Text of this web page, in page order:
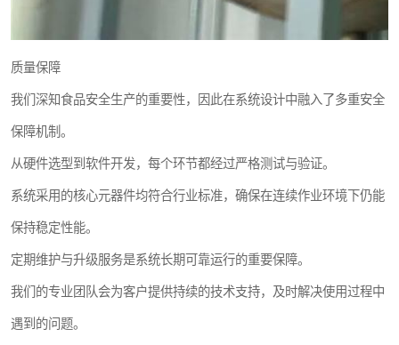
质量保障
我们深知食品安全生产的重要性，因此在系统设计中融入了多重安全
保障机制。
从硬件选型到软件开发，每个环节都经过严格测试与验证。
系统采用的核心元器件均符合行业标准，确保在连续作业环境下仍能
保持稳定性能。
定期维护与升级服务是系统长期可靠运行的重要保障。
我们的专业团队会为客户提供持续的技术支持，及时解决使用过程中
遇到的问题。